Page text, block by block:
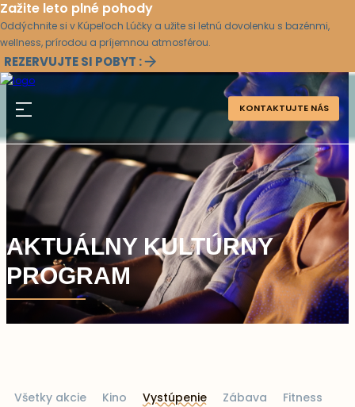
Zažite leto plné pohody
Oddýchnite si v Kúpeľoch Lúčky a užite si letnú dovolenku s bazénmi,
wellness, prírodou a príjemnou atmosférou.
REZERVUJTE SI POBYT :
KONTAKTUJTE NÁS
AKTUÁLNY KULTÚRNY
PROGRAM
Všetky akcie Kino Vystúpenie Zábava Fitness